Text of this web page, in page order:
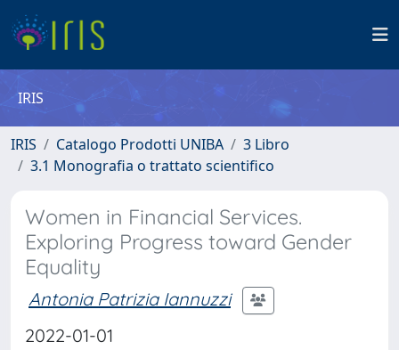
IRIS
IRIS Catalogo Prodotti UNIBA
3 Libro
3.1 Monografia o trattato scientifico
Women in Financial Services.
Exploring Progress toward Gender
Equality
Antonia Patrizia Iannuzzi
2022-01-01